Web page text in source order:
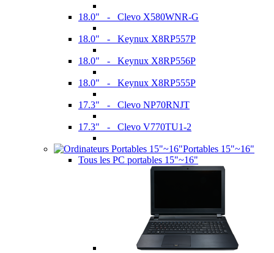
18.0" - Clevo X580WNR-G
18.0" - Keynux X8RP557P
18.0" - Keynux X8RP556P
18.0" - Keynux X8RP555P
17.3" - Clevo NP70RNJT
17.3" - Clevo V770TU1-2
Portables 15"~16"
Tous les PC portables 15"~16"